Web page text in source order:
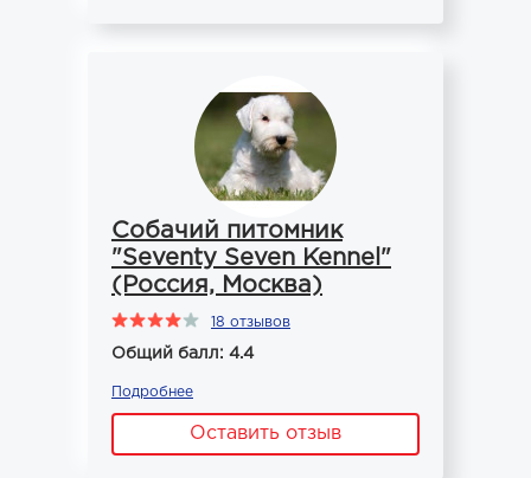
Собачий питомник
"Seventy Seven Kennel"
(Россия, Москва)
18 отзывов
Общий балл: 4.4
Подробнее
Оставить отзыв